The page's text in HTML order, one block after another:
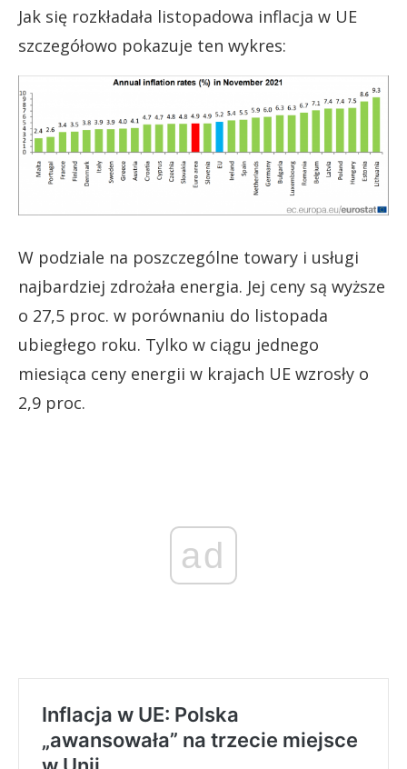
Jak się rozkładała listopadowa inflacja w UE
szczegółowo pokazuje ten wykres:
W podziale na poszczególne towary i usługi
najbardziej zdrożała energia. Jej ceny są wyższe
o 27,5 proc. w porównaniu do listopada
ubiegłego roku. Tylko w ciągu jednego
miesiąca ceny energii w krajach UE wzrosły o
2,9 proc.
ad